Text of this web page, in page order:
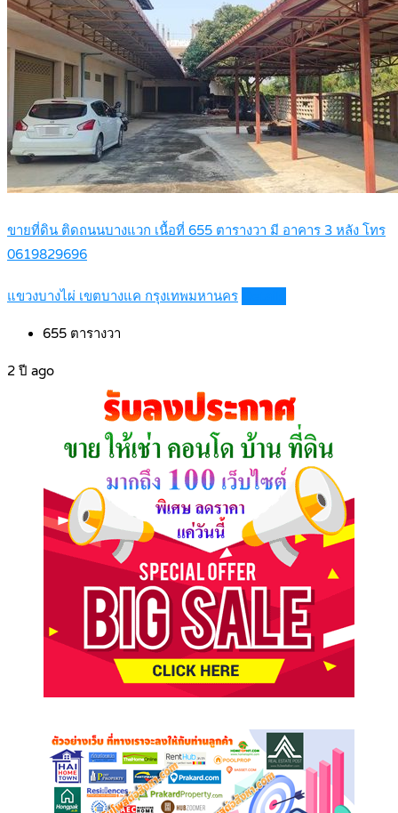
ขายที่ดิน ติดถนนบางแวก เนื้อที่ 655 ตารางวา มี อาคาร 3 หลัง โทร
0619829696
แขวงบางไผ่ เขตบางแค กรุงเทพมหานคร
655 ตารางวา
2 ปี ago